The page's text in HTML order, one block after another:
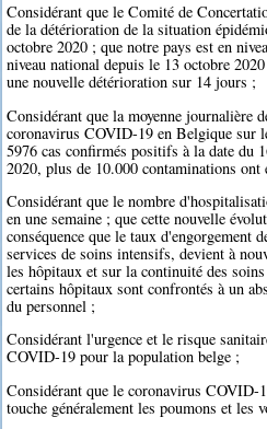
Considérant que le Comité de
de la détérioration de la situation
octobre 2020 ; que notre pays est en
niveau national depuis le 13 octobre
une nouvelle détérioration sur 14 jours ;
Considérant que la moyenne journalière
coronavirus COVID-19 en Belgique sur
5976 cas confirmés positifs à la date du
2020, plus de 10.000 contaminations
Considérant que le nombre
en une semaine ; que cette nouvelle
conséquence que le taux d'engorgement
services de soins intensifs, devient à
les hôpitaux et sur la continuité des
certains hôpitaux sont confrontés à un
du personnel ;
Considérant l'urgence et le risque
COVID-19 pour la population belge ;
Considérant que le coronavirus COVID-
touche généralement les poumons et les